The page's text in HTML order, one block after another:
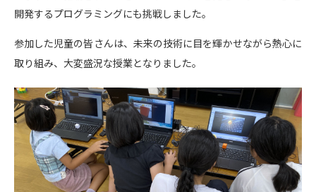
開発するプログラミングにも挑戦しました。
参加した児童の皆さんは、未来の技術に目を輝かせながら熱心に
取り組み、大変盛況な授業となりました。